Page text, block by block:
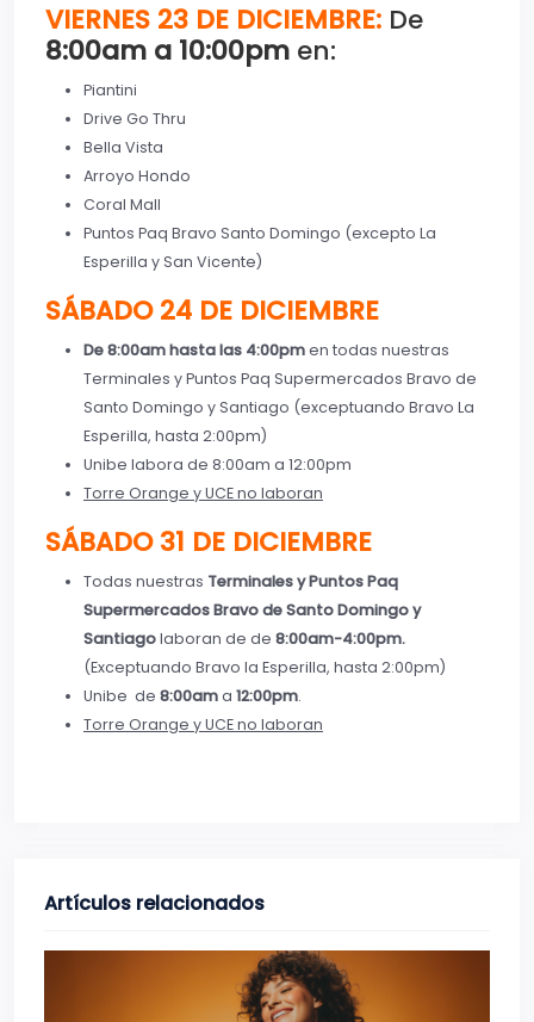
VIERNES 23 DE DICIEMBRE: De
8:00am a 10:00pm en:
Piantini
Drive Go Thru
Bella Vista
Arroyo Hondo
Coral Mall
Puntos Paq Bravo Santo Domingo (excepto La
Esperilla y San Vicente)
SÁBADO 24 DE DICIEMBRE
De 8:00am hasta las 4:00pmen todas nuestras
Terminales y Puntos Paq Supermercados Bravo de
Santo Domingo y Santiago (exceptuando Bravo La
Esperilla, hasta 2:00pm)
Unibe labora de 8:00am a 12:00pm
Torre Orange y UCE no laboran
SÁBADO 31 DE DICIEMBRE
Todas nuestras Terminales y Puntos Paq
Supermercados Bravo de Santo Domingo y
Santiagolaboran de de 8:00am-4:00pm.
(Exceptuando Bravo la Esperilla, hasta 2:00pm)
Unibe de 8:00ama 12:00pm.
Torre Orange y UCE no laboran
Artículos relacionados